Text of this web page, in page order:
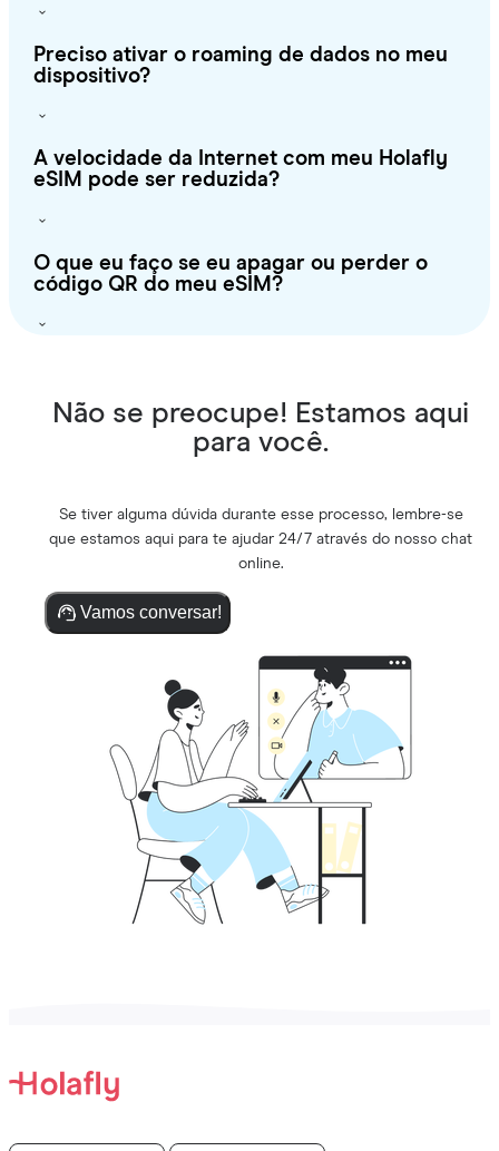
Preciso ativar o roaming de dados no meu
dispositivo?
A velocidade da Internet com meu Holafly
eSIM pode ser reduzida?
O que eu faço se eu apagar ou perder o
código QR do meu eSIM?
Não se preocupe! Estamos aqui
para você.
Se tiver alguma dúvida durante esse processo, lembre-se
que estamos aqui para te ajudar 24/7 através do nosso chat
online.
Vamos conversar!